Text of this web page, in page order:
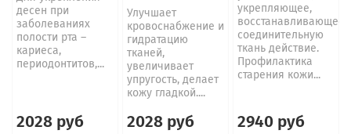
десен при
заболеваниях
полости рта –
кариеса,
периодонтитов,...
2028 руб
Улучшает
кровоснабжение и
гидратацию
тканей,
увеличивает
упругость, делает
кожу гладкой....
2028 руб
укрепляющее,
восстанавливающее
соединительную
ткань действие.
Профилактика
старения кожи...
2940 руб